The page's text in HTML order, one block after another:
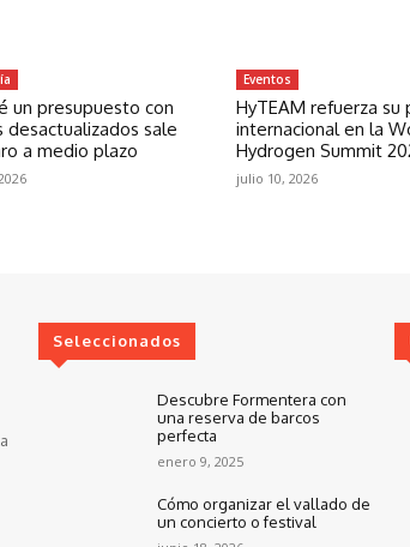
un presupuesto con
desactualizados sale
a medio plazo
Eventos
HyTEAM refuerza su
internacional en la
Hydrogen Summit
julio 10, 2026
Seleccionados
Descubre Formentera con
una reserva de barcos
perfecta
enero 9, 2025
Cómo organizar el vallado de
un concierto o festival